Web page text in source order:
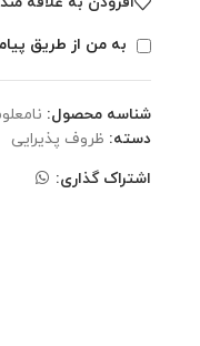
به من از طریق
شناسه محصول:
دسته: ظروف پذیرایی
اشتراک گذاری: